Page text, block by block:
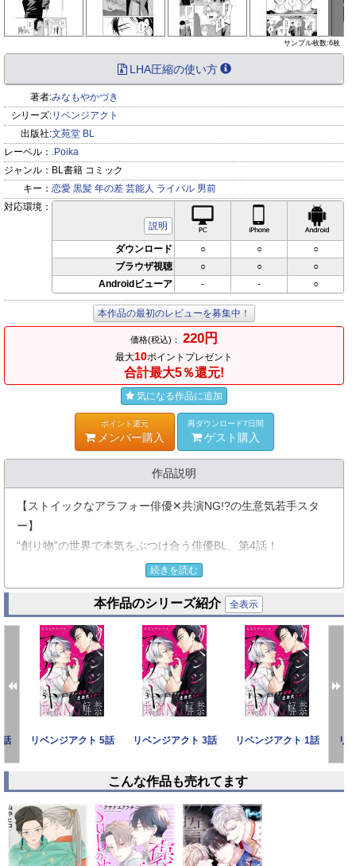
サンプル枚数:6枚
LHA圧縮の使い方
著者:みなもやかづき
シリーズ:リベンジアクト
出版社:文苑堂 BL
レーベル： .Poika
ジャンル： BL書籍 コミック
キー： 恋愛 黒髪 年の差 芸能人 ライバル 男前
対応環境：
説明
iPhone対応
ダウンロード ○ ○
○
ブラウザ視聴
○ ○
○
Androidビューア
- - ○
本作品の最初のレビューを募集中！
価格(税込)： 220円
最大10ポイントプレゼント
合計最大5％還元!
気になる作品に追加
ポイント還元
メンバー購入
再ダウンロード7日間
ゲスト購入
作品説明
【ストイックなアラフォー俳優✕共演NG!?の生意気若手スタ
ー】
“創り物”の世界で本気をぶつけ合う俳優BL、第4話！
「安定していないのは芝居じゃない。君自身だよ」
監督の言葉に戸惑いながらも、撮影をやり遂げた瀧。
だが芝居にのめり込む瀧の姿は、現場に不安の影を落とし始め
ていた。
――このままじゃ、日高を越えられない。
く。
そんな中、日高は瀧のマネージャーから「瀧と話をして欲し
い」と頼まれる。
同じ役者として瀧の覚悟と真剣さを知る日高は、
撮影を成功させるため、彼に“ある提案”を持ちかけて…!?
続きを読む
本作品のシリーズ紹介 全表示
リベンジアクト 5話 リベンジアクト 3話 リベンジアクト 1話 リ
prev next
こんな作品も売れてます